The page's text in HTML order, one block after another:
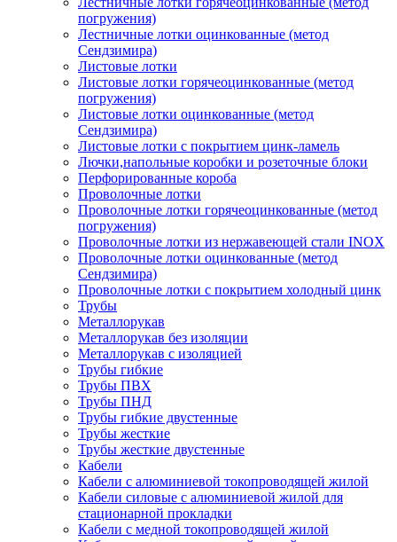
погружения)
Лестничные лотки оцинкованные (метод
Сендзимира)
Листовые лотки
Листовые лотки горячеоцинкованные (метод
погружения)
Листовые лотки оцинкованные (метод
Сендзимира)
Листовые лотки с покрытием цинк-ламель
Лючки,напольные коробки и розеточные блоки
Перфорированные короба
Проволочные лотки
Проволочные лотки горячеоцинкованные (метод
погружения)
Проволочные лотки из нержавеющей стали INOX
Проволочные лотки оцинкованные (метод
Сендзимира)
Проволочные лотки с покрытием холодный цинк
Трубы
Металлорукав
Металлорукав без изоляции
Металлорукав с изоляцией
Трубы гибкие
Трубы ПВХ
Трубы ПНД
Трубы гибкие двустенные
Трубы жесткие
Трубы жесткие двустенные
Кабели
Кабели с алюминиевой токопроводящей жилой
Кабели силовые с алюминиевой жилой для
стационарной прокладки
Кабели с медной токопроводящей жилой